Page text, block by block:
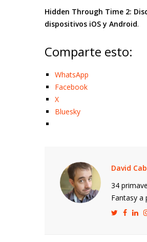
Hidden Through Time 2:
dispositivos iOS y Android.
Comparte esto:
WhatsApp
Facebook
X
Bluesky
David
34
Fantasy a